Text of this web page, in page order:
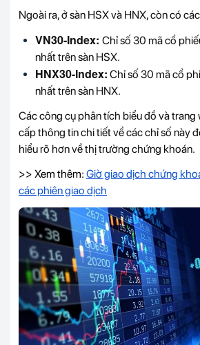
Ngoài ra, ở sàn HSX và HNX, còn có
VN30-Index: Chỉ số 30 mã cổ
nhất trên sàn HSX.
HNX30-Index: Chỉ số 30 mã cổ
nhất trên sàn HNX.
Các công cụ phân tích biểu đồ và trang
cấp thông tin chi tiết về các chỉ số này
hiểu rõ hơn về thị trường chứng khoán.
>> Xem thêm: Giờ giao dịch chứng
các phiên giao dịch